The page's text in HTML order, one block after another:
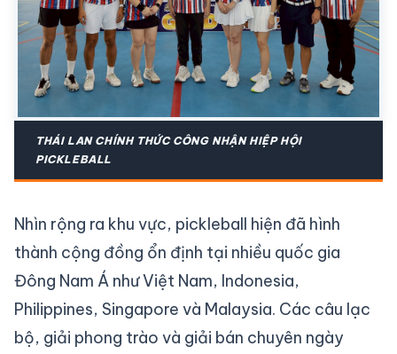
THÁI LAN CHÍNH THỨC CÔNG NHẬN HIỆP HỘI
PICKLEBALL
Nhìn rộng ra khu vực, pickleball hiện đã hình
thành cộng đồng ổn định tại nhiều quốc gia
Đông Nam Á như Việt Nam, Indonesia,
Philippines, Singapore và Malaysia. Các câu lạc
bộ, giải phong trào và giải bán chuyên ngày